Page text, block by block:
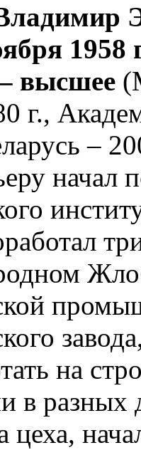
высшее
г.,
–
начал
на
в
цеха,